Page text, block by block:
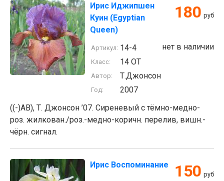
Ирис Иджипшен
Куин (Egyptian
Queen)
180 руб
нет в наличии
Артикул: 14-4
Класс: 14 ОТ
Автор: Т.Джонсон
Год:
2007
((-)AB), Т. Джонсон ’07. Сиреневый с тёмно-медно-
роз. жилкован./роз.-медно-коричн. перелив, вишн.-
чёрн. сигнал.
Ирис Воспоминание 150 руб